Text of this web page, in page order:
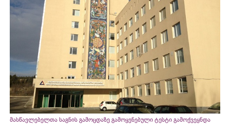
მასწავლებელთა საგნის გამოცდაზე გამოყენებული ტესტი გამოქვეყნდა